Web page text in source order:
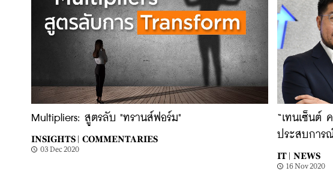
Multipliers: สูตรลับ "ทรานส์ฟอร์ม"
INSIGHTS | COMMENTARIES
03 Dec 2020
“เทนเซ็นต์
ประสบการ
IT | NEWS
16 Nov 2020